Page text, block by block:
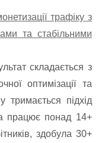
трафіку з
та стабільними
складається з
оптимізації та
підхід
працює понад 14+
здобула 30+